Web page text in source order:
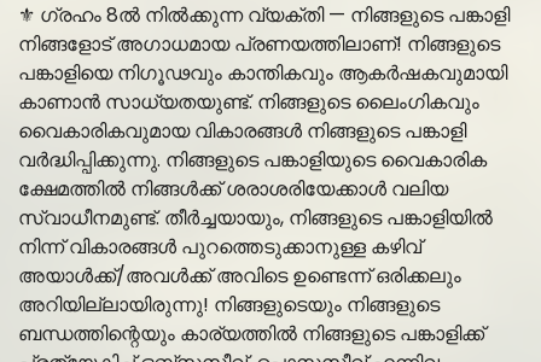
⚜️ ഗ്രഹം 8ൽ നിൽക്കുന്ന വ്യക്തി — നിങ്ങളുടെ പങ്കാളി
നിങ്ങളോട് അഗാധമായ പ്രണയത്തിലാണ്! നിങ്ങളുടെ
പങ്കാളിയെ നിഗൂഢവും കാന്തികവും ആകർഷകവുമായി
കാണാൻ സാധ്യതയുണ്ട്. നിങ്ങളുടെ ലൈംഗികവും
വൈകാരികവുമായ വികാരങ്ങൾ നിങ്ങളുടെ പങ്കാളി
വർദ്ധിപ്പിക്കുന്നു. നിങ്ങളുടെ പങ്കാളിയുടെ വൈകാരിക
ക്ഷേമത്തിൽ നിങ്ങൾക്ക് ശരാശരിയേക്കാൾ വലിയ
സ്വാധീനമുണ്ട്. തീർച്ചയായും, നിങ്ങളുടെ പങ്കാളിയിൽ
നിന്ന് വികാരങ്ങൾ പുറത്തെടുക്കാനുള്ള കഴിവ്
അയാൾക്ക്/അവൾക്ക് അവിടെ ഉണ്ടെന്ന് ഒരിക്കലും
അറിയില്ലായിരുന്നു! നിങ്ങളുടെയും നിങ്ങളുടെ
ബന്ധത്തിന്റെയും കാര്യത്തിൽ നിങ്ങളുടെ പങ്കാളിക്ക്